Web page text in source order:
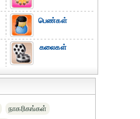
பெண்கள்
கலைகள்
நாகரிகங்கள்